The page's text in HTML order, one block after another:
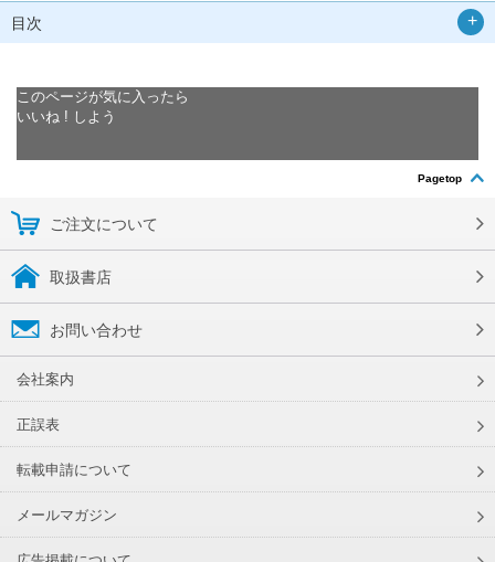
目次
このページが気に入ったら
いいね ! しよう
Pagetop
ご注文について
取扱書店
お問い合わせ
会社案内
正誤表
転載申請について
メールマガジン